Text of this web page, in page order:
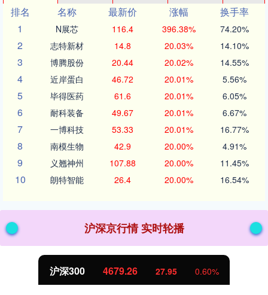
排名
名称 最新价 涨幅
换手率
1
N展芯 116.4 396.38% 74.20%
2 志特新材 14.8 20.03% 14.10%
3 博腾股份 20.44 20.02% 14.55%
4 近岸蛋白 46.72 20.01% 5.56%
5 毕得医药 61.6 20.01% 6.05%
6 耐科装备 49.67 20.01% 6.67%
7 一博科技 53.33 20.01% 16.77%
8 南模生物 42.9 20.00% 4.91%
9 义翘神州 107.88 20.00% 11.45%
10 朗特智能 26.4 20.00% 16.54%
沪深京行情 实时轮播
沪深300 4679.26 27.95 0.60%